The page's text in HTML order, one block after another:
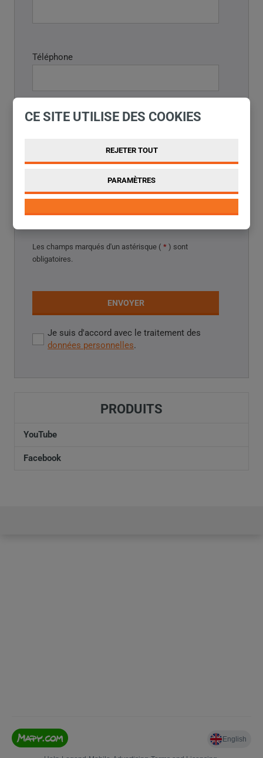
Téléphone
Rapport *
Les champs marqués d'un astérisque ( * ) sont
obligatoires.
ENVOYER
suis
avec
personnelles
Je suis d'accord avec le traitement des
données personnelles.
formulaire.
PRODUITS
YouTube
Facebook
CE SITE UTILISE DES COOKIES
REJETER TOUT
PARAMÈTRES